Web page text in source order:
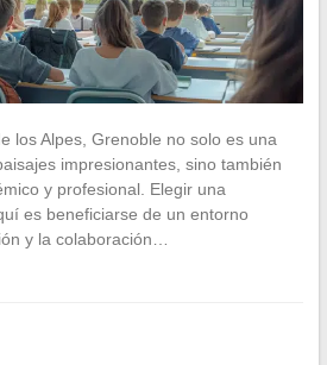
los Alpes, Grenoble no solo es una
impresionantes, sino también
y profesional. Elegir una
es beneficiarse de un entorno
y la colaboración…